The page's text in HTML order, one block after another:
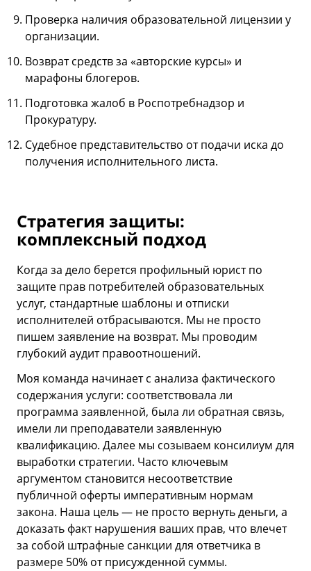
Проверка наличия образовательной лицензии у
организации.
Возврат средств за «авторские курсы» и
марафоны блогеров.
Подготовка жалоб в Роспотребнадзор и
Прокуратуру.
Судебное представительство от подачи иска до
получения исполнительного листа.
Стратегия защиты:
комплексный подход
Когда за дело берется профильный юрист по
защите прав потребителей образовательных
услуг, стандартные шаблоны и отписки
исполнителей отбрасываются. Мы не просто
пишем заявление на возврат. Мы проводим
глубокий аудит правоотношений.
Моя команда начинает с анализа фактического
содержания услуги: соответствовала ли
программа заявленной, была ли обратная связь,
имели ли преподаватели заявленную
квалификацию. Далее мы созываем консилиум для
выработки стратегии. Часто ключевым
аргументом становится несоответствие
публичной оферты императивным нормам
закона. Наша цель — не просто вернуть деньги, а
доказать факт нарушения ваших прав, что влечет
за собой штрафные санкции для ответчика в
размере 50% от присужденной суммы.